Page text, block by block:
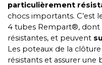
particulièrement
chocs importants. C’est
4 tubes Rempart®, dont
résistantes, et peuvent
Les poteaux de la
résistants et assurer une